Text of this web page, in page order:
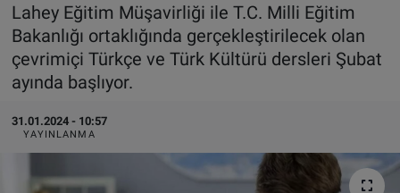
Lahey Eğitim Müşavirliği ile T.C. Milli Eğitim
Bakanlığı ortaklığında gerçekleştirilecek olan
çevrimiçi Türkçe ve Türk Kültürü dersleri Şubat
ayında başlıyor.
31.01.2024 - 10:57
YAYINLANMA
AVUSTURYA
SAĞLIK - YAŞAM
BİLİM-TEKNOLOJİ
DÜNYA
BİLİM-TEKNOLOJİ
SAĞLIK
Tüm Manşetler
Son Dakika Haberleri
Haber Arşivi